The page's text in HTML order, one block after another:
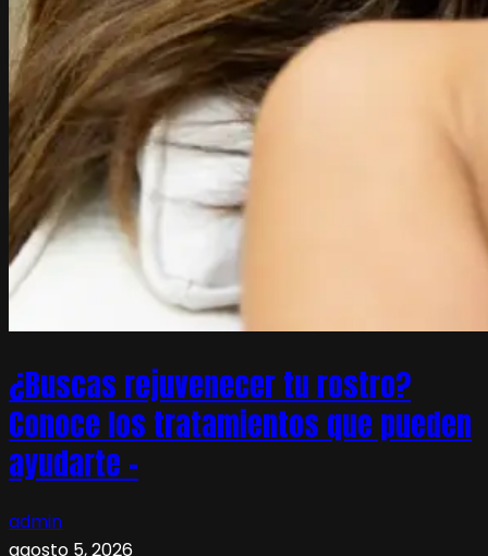
¿Buscas rejuvenecer tu rostro?
Conoce los tratamientos que pueden
ayudarte –
admin
agosto 5, 2026